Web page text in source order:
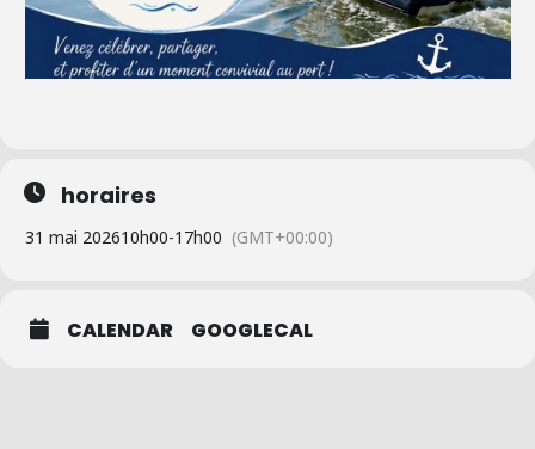
horaires
31 mai 202610h00-17h00 (GMT+00:00)
CALENDAR GOOGLECAL